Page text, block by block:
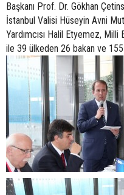
Başkanı Prof. Dr. Gökhan
İstanbul Valisi Hüseyin Avni
Yardımcısı Halil Etyemez, Milli
ile 39 ülkeden 26 bakan ve 155